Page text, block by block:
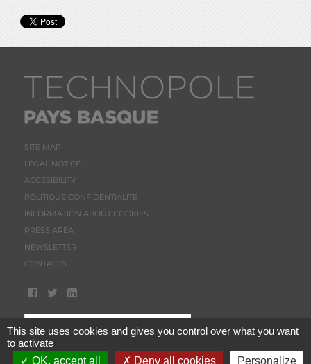
SITE MAP
LEGAL NOTICE
ACCESIBILITY
POLITIQUE CONFIDENTIALITÉ
INFORMATION ABOUT COOKIES
PRESS AREA
NEWSLETTER
CONTACTS
This site uses cookies and gives you control over what you want
to activate
OK, accept all
Deny all cookies Personalize